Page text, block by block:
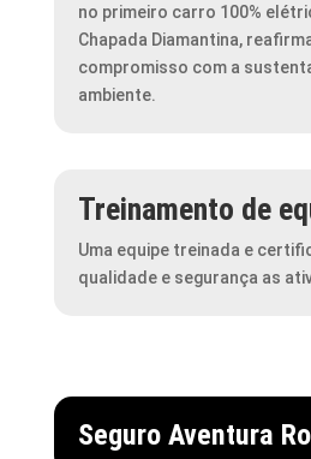
no primeiro carro 100%
Chapada Diamantina,
compromisso com a
ambiente.
Treinamento de
Uma equipe treinada e
qualidade e segurança as
Seguro Aventura